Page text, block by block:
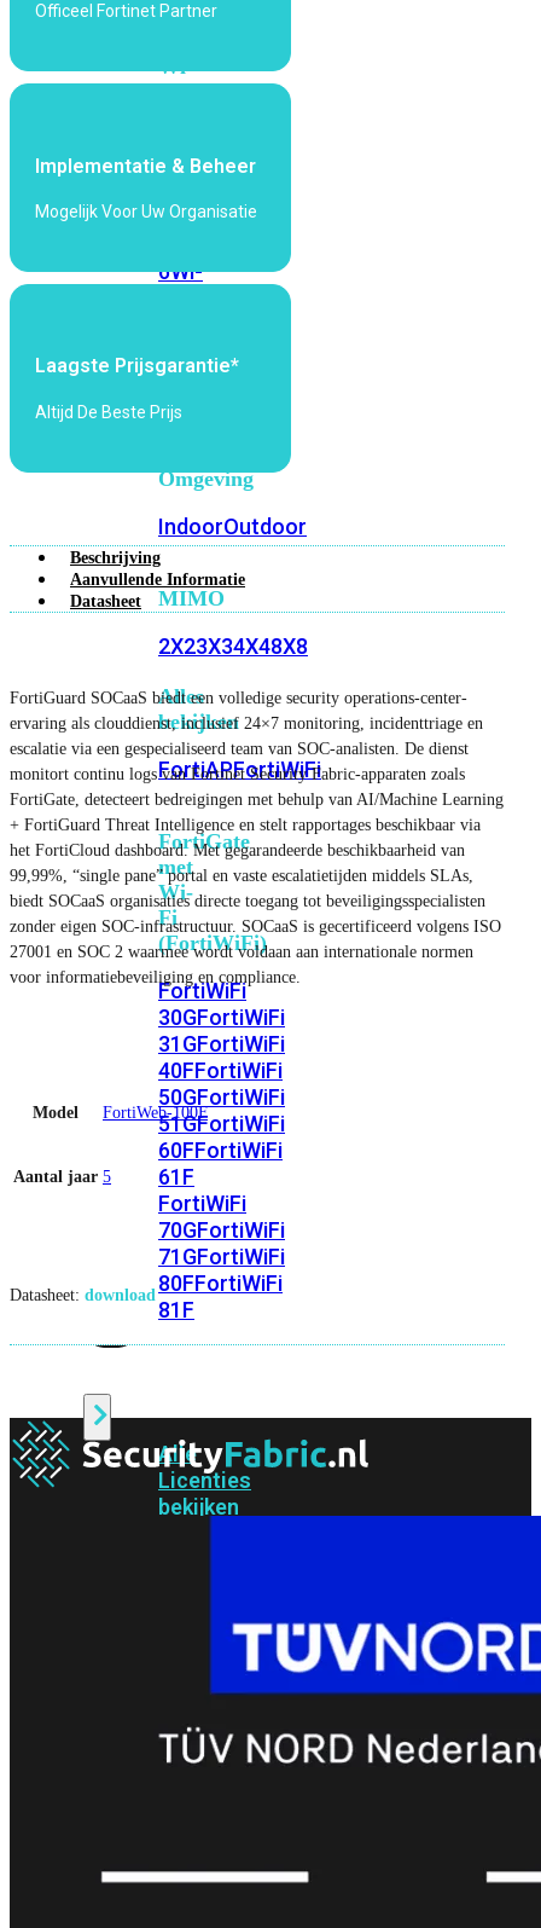
bekijken
Wi-
Wi-
5Wi-
6Wi-
7
Wi-
Omgeving
IndoorOutdoor
MIMO
2X23X34X48X8
Alles
bekijken
FortiAPFortiWiFi
FortiGate
met
Wi-
Fi
(FortiWiFi)
FortiWiFi
30GFortiWiFi
31GFortiWiFi
40FFortiWiFi
50GFortiWiFi
51GFortiWiFi
60FFortiWiFi
61F
FortiWiFi
70GFortiWiFi
71GFortiWiFi
80FFortiWiFi
81F
Alle
Licenties
bekijken
FortiCare
FortiCare
FortiCare
Upgrades
FortiCare
Officeel Fortinet Partner
Implementatie & Beheer
Mogelijk Voor Uw Organisatie
Laagste Prijsgarantie*
Altijd De Beste Prijs
Beschrijving
Aanvullende Informatie
Datasheet
FortiGuard SOCaaS biedt een volledige security operations-center-
ervaring als clouddienst, inclusief 24×7 monitoring, incidenttriage en
escalatie via een gespecialiseerd team van SOC-analisten. De dienst
monitort continu logs van Fortinet Security Fabric-apparaten zoals
FortiGate, detecteert bedreigingen met behulp van AI/Machine Learning
+ FortiGuard Threat Intelligence en stelt rapportages beschikbaar via
het FortiCloud dashboard. Met gegarandeerde beschikbaarheid van
99,99%, “single pane” portal en vaste escalatietijden middels SLAs,
biedt SOCaaS organisaties directe toegang tot beveiligingsspecialisten
zonder eigen SOC-infrastructuur. SOCaaS is gecertificeerd volgens ISO
27001 en SOC 2 waarmee wordt voldaan aan internationale normen
voor informatiebeveiliging en compliance.
Model FortiWeb-100F
Aantal jaar 5
Datasheet: download